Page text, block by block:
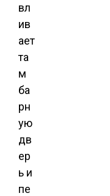
вл
ив
ает
та
м
ба
рн
ую
дв
ер
ь и
пе